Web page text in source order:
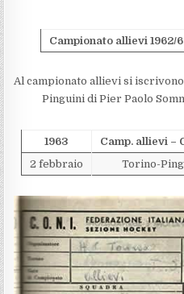
Campionato allievi 1962/
Al campionato allievi si
Pinguini di Pier Paolo
1963 Camp. allievi –
2 febbraio
Torino-